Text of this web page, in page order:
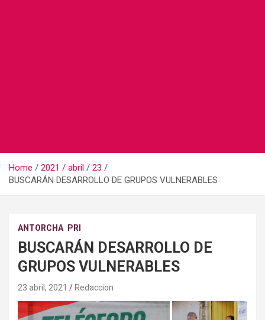
Home 2021 abril
23
BUSCARÁN DESARROLLO DE GRUPOS VULNERABLES
ANTORCHA PRI
BUSCARÁN DESARROLLO DE
GRUPOS VULNERABLES
23 abril, 2021 Redaccion